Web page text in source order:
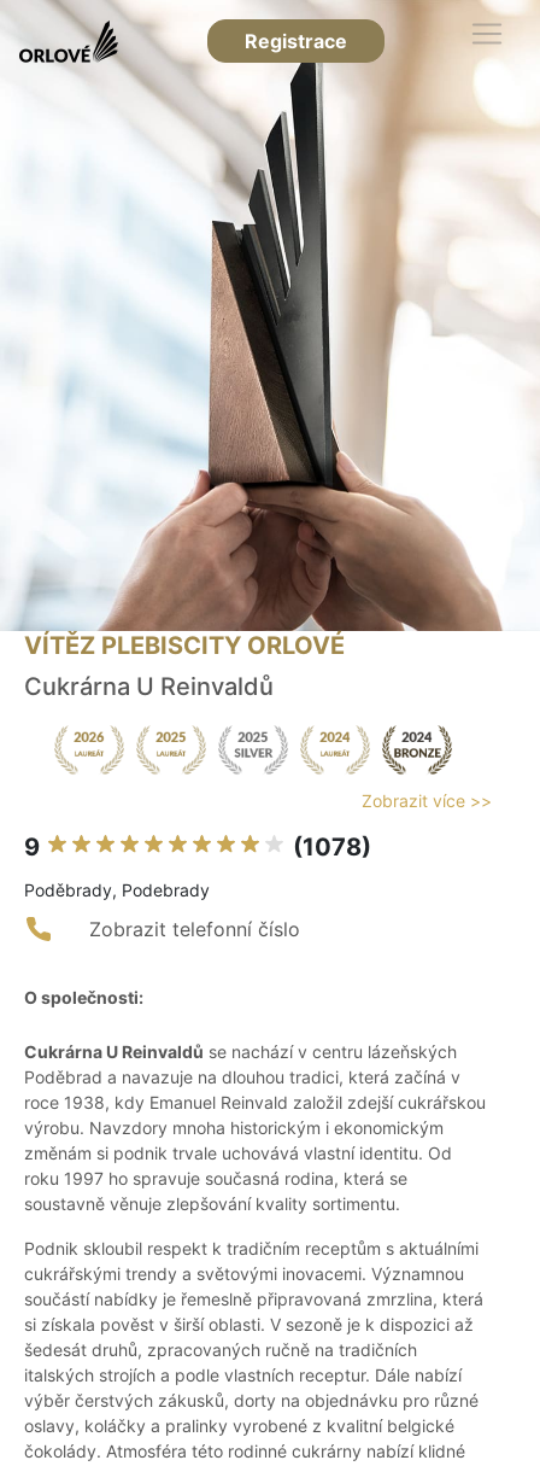
Registrace
VÍTĚZ PLEBISCITY ORLOVÉ
Cukrárna U Reinvaldů
Zobrazit více >>
9 (1078)
Poděbrady, Podebrady
Zobrazit telefonní číslo
O společnosti:
Cukrárna U Reinvaldů se nachází v centru lázeňských
Poděbrad a navazuje na dlouhou tradici, která začíná v
roce 1938, kdy Emanuel Reinvald založil zdejší cukrářskou
výrobu. Navzdory mnoha historickým i ekonomickým
změnám si podnik trvale uchovává vlastní identitu. Od
roku 1997 ho spravuje současná rodina, která se
soustavně věnuje zlepšování kvality sortimentu.
Podnik skloubil respekt k tradičním receptům s aktuálními
cukrářskými trendy a světovými inovacemi. Významnou
součástí nabídky je řemeslně připravovaná zmrzlina, která
si získala pověst v širší oblasti. V sezoně je k dispozici až
šedesát druhů, zpracovaných ručně na tradičních
italských strojích a podle vlastních receptur. Dále nabízí
výběr čerstvých zákusků, dorty na objednávku pro různé
oslavy, koláčky a pralinky vyrobené z kvalitní belgické
čokolády. Atmosféra této rodinné cukrárny nabízí klidné